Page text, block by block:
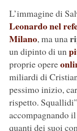
L’immagine di
Leonardo nel
Milano, ma una
un dipinto di un
proprie opere
miliardi di
pessimo inizio,
rispetto.
accompagnando
quanti dei suoi